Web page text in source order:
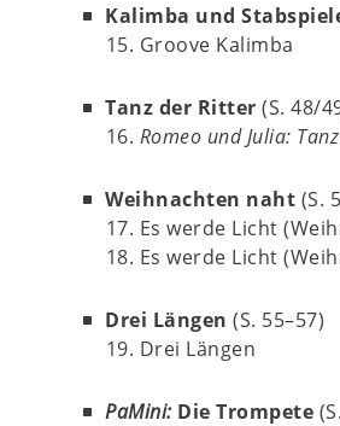
Kalimba und
15. Groove Kalimba
Tanz der Ritter (S. 48/
16. Romeo und Julia:
Weihnachten naht (S.
17. Es werde Licht
18. Es werde Licht
Drei Längen (S. 55–57)
19. Drei Längen
PaMini:Die Trompete